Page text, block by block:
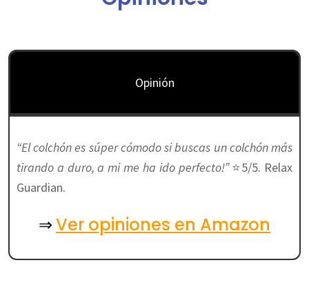
Opinión
“El colchón es súper cómodo si buscas un colchón más
tirando a duro, a mi me ha ido perfecto!”⭐5/5. Relax
Guardian.
⇒Ver opiniones en Amazon